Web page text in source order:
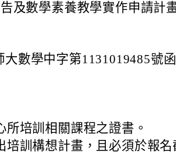
及數學素養教學實作申請計
數學中字第1131019485號函
培訓相關課程之證書。
培訓構想計畫，且必須於報名